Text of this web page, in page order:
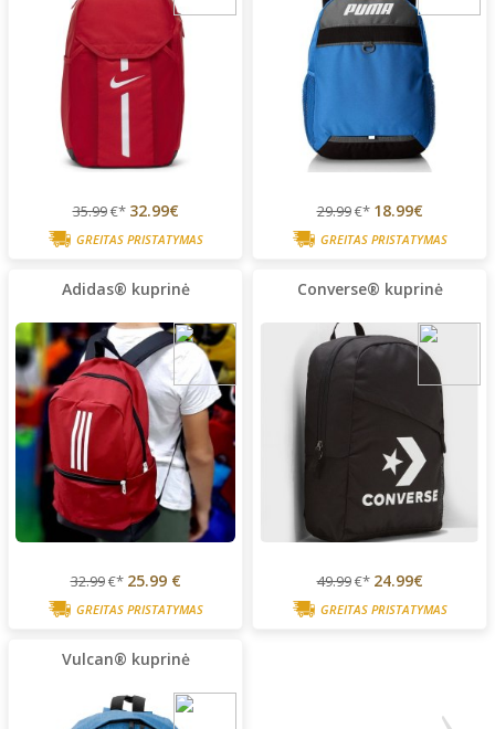
35.99€* 32.99€
GREITAS PRISTATYMAS
29.99€* 18.99€
GREITAS PRISTATYMAS
Adidas® kuprinė
32.99€* 25.99 €
GREITAS PRISTATYMAS
Converse® kuprinė
49.99€* 24.99€
GREITAS PRISTATYMAS
Vulcan® kuprinė